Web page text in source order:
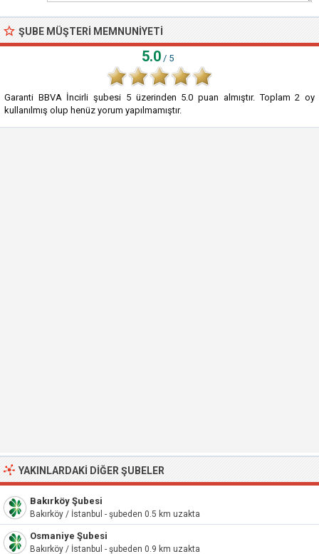
ŞUBE MÜŞTERI MEMNUNIYETI
5.0 / 5
Garanti BBVA İncirli şubesi 5üzerinden 5.0 puan almıştır. Toplam2 oy
kullanılmış olup henüz yorum yapılmamıştır.
YAKINLARDAKI DIĞER ŞUBELER
Bakırköy Şubesi
Bakırköy / İstanbul - şubeden 0.5 km uzakta
Osmaniye Şubesi
Bakırköy / İstanbul - şubeden 0.9 km uzakta